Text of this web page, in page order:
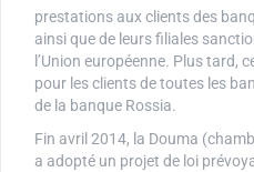
prestations aux clients des
ainsi que de leurs filiales
l’Union européenne. Plus tard,
pour les clients de toutes les
de la banque Rossia.
Fin avril 2014, la Douma
a adopté un projet de loi